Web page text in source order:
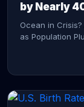
by Nearly
Ocean in
as Population